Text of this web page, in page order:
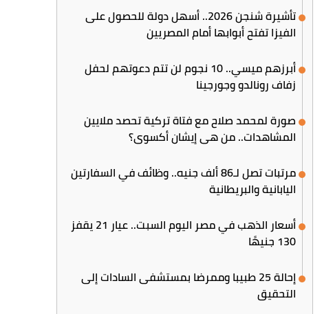
تأشيرة شنجن 2026.. أسهل دولة للحصول على
الفيزا تفتح أبوابها أمام المصريين
أبرزهم ميسي.. 10 نجوم لن تتم دعوتهم لحفل
زفاف رونالدو وجورجينا
صورة لمحمد صلاح مع فتاة تركية تحصد ملايين
المشاهدات.. من هي إيشان أكسوي؟
مرتبات تصل لـ86 ألف جنيه.. وظائف في السفارتين
اليابانية والبريطانية
أسعار الذهب في مصر اليوم السبت.. عيار 21 يقفز
130 جنيهًا
إحالة 25 طبيبا وممرضا بمستشفى السادات إلى
التحقيق